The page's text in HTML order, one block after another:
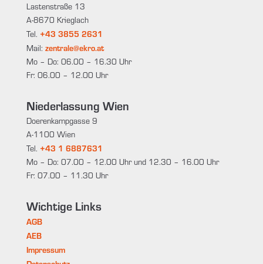
Lastenstraße 13
A-8670 Krieglach
Tel. +43 3855 2631
Mail: zentrale@ekro.at
Mo – Do: 06.00 – 16.30 Uhr
Fr: 06.00 – 12.00 Uhr
Niederlassung Wien
Doerenkampgasse 9
A-1100 Wien
Tel. +43 1 6887631
Mo – Do: 07.00 – 12.00 Uhr und 12.30 – 16.00 Uhr
Fr: 07.00 – 11.30 Uhr
Wichtige Links
AGB
AEB
Impressum